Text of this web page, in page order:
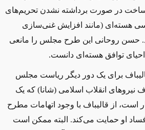
در صورت برداشته‌ نشدن تحریم‌های
هسته‌ای (مانند افزایش غنی‌سازی
حسن روحانی این طرح مجلس را مانعی
توافق هسته‌ای دانست.
برای یک دور دیگر ریاست مجلس
نیروهای انقلاب اسلامی (شانا) که یک
از قالیباف با وجود اتهامات مطرح
او حمایت می‌کند. البته ممکن است